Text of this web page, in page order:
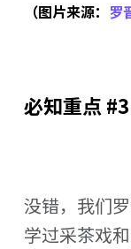
（图片来源： 罗
必知重点
没错，我们
学过采茶戏